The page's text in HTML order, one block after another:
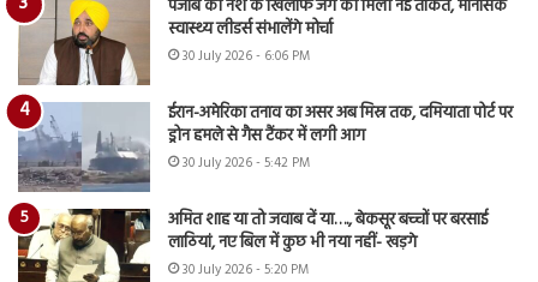
पंजाब की नशे के खिलाफ जंग को मिली नई ताकत, मानसिक
स्वास्थ्य लीडर्स संभालेंगे मोर्चा
30 July 2026 - 6:06 PM
ईरान-अमेरिका तनाव का असर अब मिस्र तक, दमियाता पोर्ट पर
ड्रोन हमले से गैस टैंकर में लगी आग
30 July 2026 - 5:42 PM
अमित शाह या तो जवाब दें या…., बेकसूर बच्चों पर बरसाई
लाठियां, नए बिल में कुछ भी नया नहीं- खड़गे
30 July 2026 - 5:20 PM